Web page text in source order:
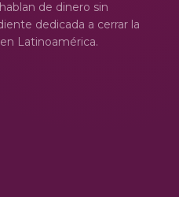
de dinero sin
dedicada a cerrar la
Latinoamérica.